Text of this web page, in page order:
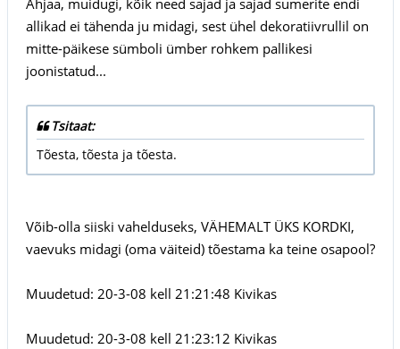
Ahjaa, muidugi, kõik need sajad ja sajad sumerite endi
allikad ei tähenda ju midagi, sest ühel dekoratiivrullil on
mitte-päikese sümboli ümber rohkem pallikesi
joonistatud...
Tsitaat:
Tõesta, tõesta ja tõesta.
Võib-olla siiski vahelduseks, VÄHEMALT ÜKS KORDKI,
vaevuks midagi (oma väiteid) tõestama ka teine osapool?
Muudetud: 20-3-08 kell 21:21:48 Kivikas
Muudetud: 20-3-08 kell 21:23:12 Kivikas